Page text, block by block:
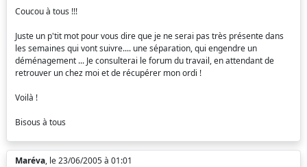
Coucou à tous !!!
Juste un p'tit mot pour vous dire que je ne serai pas très présente dans
les semaines qui vont suivre.... une séparation, qui engendre un
déménagement ... Je consulterai le forum du travail, en attendant de
retrouver un chez moi et de récupérer mon ordi !
Voilà !
Bisous à tous
Maréva, le 23/06/2005 à 01:01